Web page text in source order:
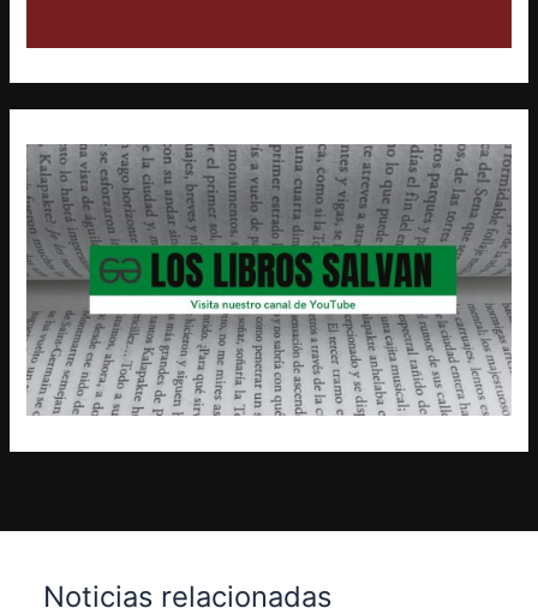
Noticias relacionadas